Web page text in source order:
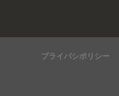
プライバシポリシー